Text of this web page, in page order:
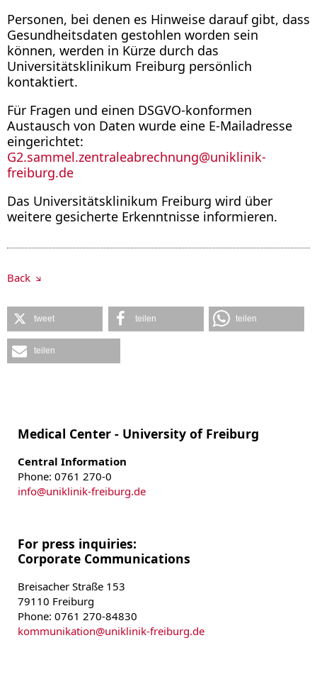
Personen, bei denen es Hinweise darauf gibt, dass
Gesundheitsdaten gestohlen worden sein
können, werden in Kürze durch das
Universitätsklinikum Freiburg persönlich
kontaktiert.
Für Fragen und einen DSGVO-konformen
Austausch von Daten wurde eine E-Mailadresse
eingerichtet:
G2.sammel.zentraleabrechnung@uniklinik-
freiburg.de
Das Universitätsklinikum Freiburg wird über
weitere gesicherte Erkenntnisse informieren.
Back
tweet teilen teilen
teilen
Medical Center - University of Freiburg
Central Information
Phone: 0761 270-0
info@uniklinik-freiburg.de
For press inquiries:
Corporate Communications
Breisacher Straße 153
79110 Freiburg
Phone: 0761 270-84830
kommunikation@uniklinik-freiburg.de